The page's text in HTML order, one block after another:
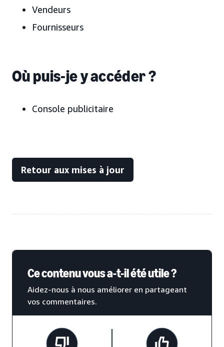
Vendeurs
Fournisseurs
Où puis-je y accéder ?
Console publicitaire
Retour aux mises à jour
Ce contenu vous a-t-il été utile ?
Aidez-nous à nous améliorer en partageant
vos commentaires.